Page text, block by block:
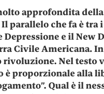
approfondita della
parallelo che fa è tra
e il New
Civile Americana.
rivoluzione. Nel testo
proporzionale alla
Qual è il